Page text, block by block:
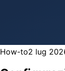
How-to2 lug